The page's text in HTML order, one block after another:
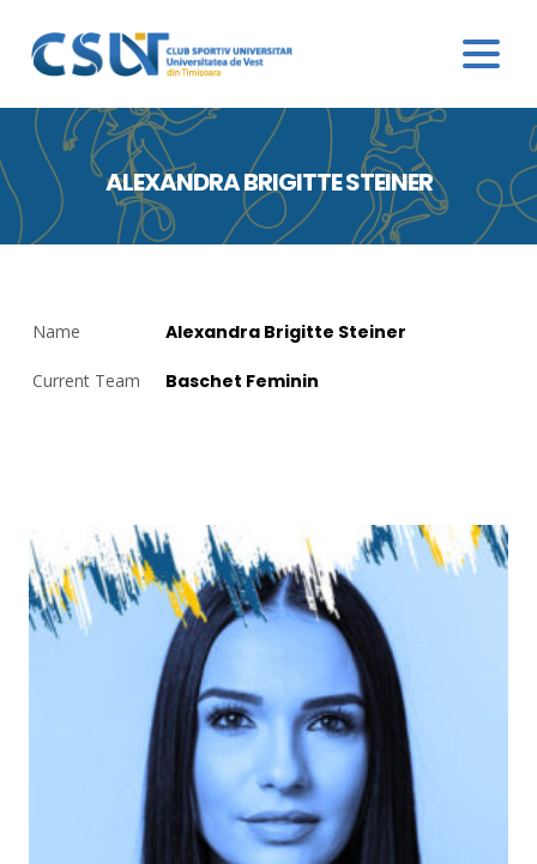
ALEXANDRA BRIGITTE STEINER
Name Alexandra Brigitte Steiner
Current Team Baschet Feminin